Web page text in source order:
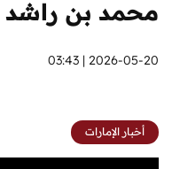
محمد بن راشد
2026-05-20 | 03:43
أخبار الإمارات